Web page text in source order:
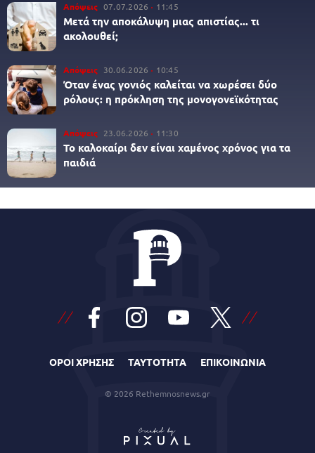
Απόψεις 07.07.2026 11:45
Μετά την αποκάλυψη μιας απιστίας... τι
ακολουθεί;
Απόψεις 30.06.2026 10:45
Όταν ένας γονιός καλείται να χωρέσει δύο
ρόλους: η πρόκληση της μονογονεϊκότητας
Απόψεις 23.06.2026 11:30
Το καλοκαίρι δεν είναι χαμένος χρόνος για τα
παιδιά
ΟΡΟΙ ΧΡΗΣΗΣ ΤΑΥΤΟΤΗΤΑ ΕΠΙΚΟΙΝΩΝΙΑ
© 2026 Rethemnosnews.gr